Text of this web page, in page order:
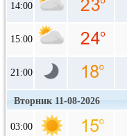
14:00
15:00
21:00
Вторник 11-08-2026
03:00